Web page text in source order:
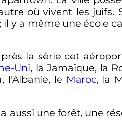
où vivent les juifs.
; il y a même une école
la série cet
Uni, la Jamaïque, la
l'Albanie, le Maroc, la
aussi une forêt, une